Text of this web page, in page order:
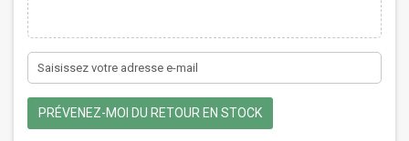
PRÉVENEZ-MOI DU RETOUR EN STOCK